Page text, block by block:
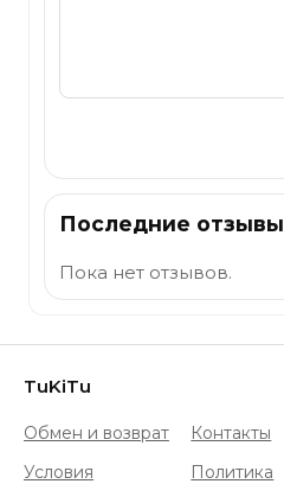
Последние отзывы
Пока нет отзывов.
TuKiTu
Обмен и возврат
Условия
Контакты
Политика